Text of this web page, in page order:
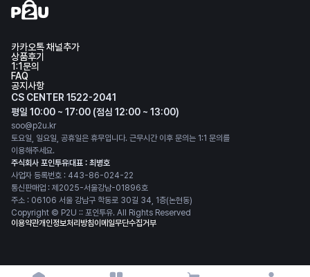
카카오톡 채널추가
상품후기
1:1문의
FAQ
공지사항
CS CENTER 1522-2041
평일 10:00 ~ 17:00 (점심 12:00 ~ 13:00)
soo@p2u.kr
토요일, 일요일, 공휴일은 휴무입니다. 근무시간 이후 문의는 1:1 문의를
이용해주세요.
주식회사 포인투유대표 : 최병호
사업자 등록번호 : 443-86-024-22
통신판매업 : 제2025-서울강남-01896호
주소 : 06106 서울 강남구 학동로 30길 34, 1층(논현동)
Copyright © P2U :: 포인투유. All Rights Reserved
이용약관개인정보처리방침이메일무단수집거부